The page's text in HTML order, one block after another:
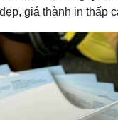
giá thành in thấp